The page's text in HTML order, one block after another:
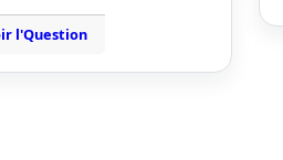
l'Question